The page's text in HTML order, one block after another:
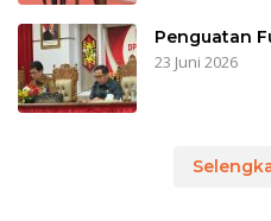
Penguatan
23 Juni 2026